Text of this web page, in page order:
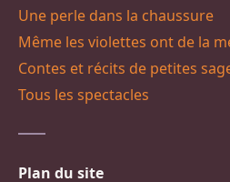
Une perle dans la chaussure
Même les violettes ont de la
Contes et récits de petites
Tous les spectacles
Plan du site